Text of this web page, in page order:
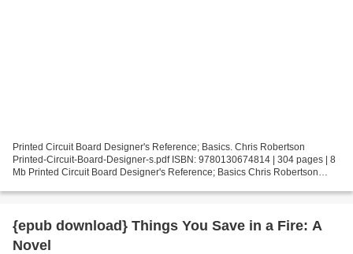
Printed Circuit Board Designer's Reference; Basics. Chris Robertson
Printed-Circuit-Board-Designer-s.pdf ISBN: 9780130674814 | 304 pages | 8
Mb Printed Circuit Board Designer's Reference; Basics Chris Robertson
{epub download} Things You Save in a Fire: A
Novel